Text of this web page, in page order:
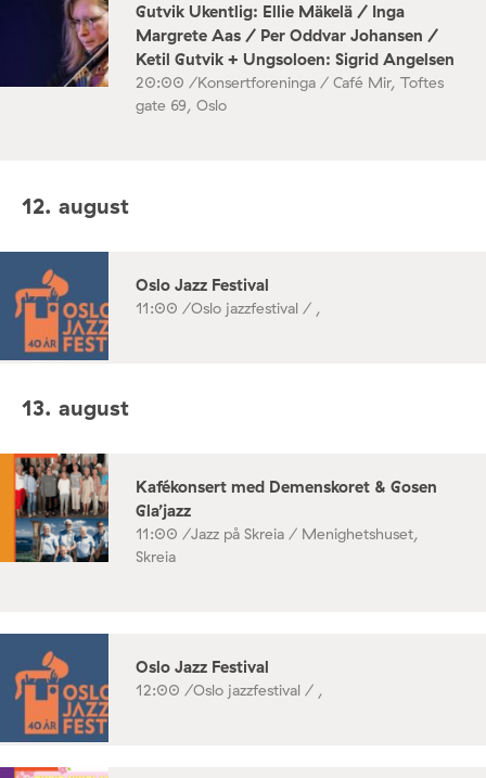
Gutvik Ukentlig: Ellie Mäkelä / Inga
Margrete Aas / Per Oddvar Johansen /
Ketil Gutvik + Ungsoloen: Sigrid Angelsen
20:00 /Konsertforeninga / Café Mir, Toftes
gate 69, Oslo
12. august
Oslo Jazz Festival
11:00 /Oslo jazzfestival / ,
13. august
Kafékonsert med Demenskoret & Gosen
Gla’jazz
11:00 /Jazz på Skreia / Menighetshuset,
Skreia
Oslo Jazz Festival
12:00 /Oslo jazzfestival / ,